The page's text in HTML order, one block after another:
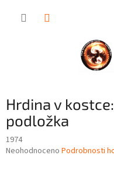
Hrdina v
podložka
1974
Průměrné
Neohodnoceno Podrobnosti